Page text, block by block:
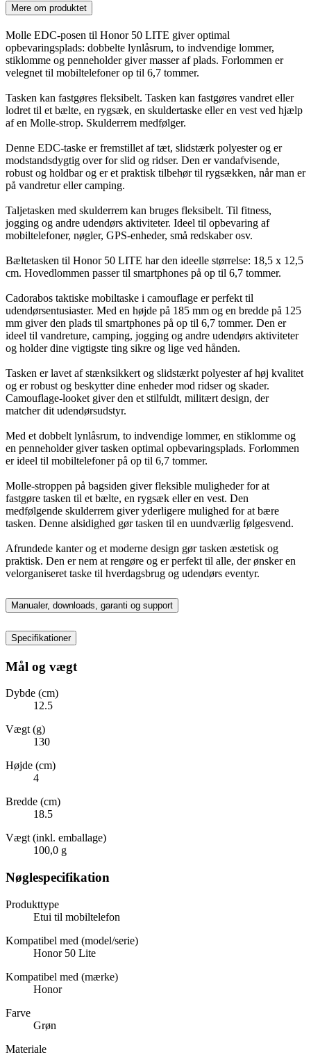
Mere om produktet
Molle EDC-posen til Honor 50 LITE giver optimal
opbevaringsplads: dobbelte lynlåsrum, to indvendige lommer,
stiklomme og penneholder giver masser af plads. Forlommen er
velegnet til mobiltelefoner op til 6,7 tommer.
Tasken kan fastgøres fleksibelt. Tasken kan fastgøres vandret eller
lodret til et bælte, en rygsæk, en skuldertaske eller en vest ved hjælp
af en Molle-strop. Skulderrem medfølger.
Denne EDC-taske er fremstillet af tæt, slidstærk polyester og er
modstandsdygtig over for slid og ridser. Den er vandafvisende,
robust og holdbar og er et praktisk tilbehør til rygsækken, når man er
på vandretur eller camping.
Taljetasken med skulderrem kan bruges fleksibelt. Til fitness,
jogging og andre udendørs aktiviteter. Ideel til opbevaring af
mobiltelefoner, nøgler, GPS-enheder, små redskaber osv.
Bæltetasken til Honor 50 LITE har den ideelle størrelse: 18,5 x 12,5
cm. Hovedlommen passer til smartphones på op til 6,7 tommer.
Cadorabos taktiske mobiltaske i camouflage er perfekt til
udendørsentusiaster. Med en højde på 185 mm og en bredde på 125
mm giver den plads til smartphones på op til 6,7 tommer. Den er
ideel til vandreture, camping, jogging og andre udendørs aktiviteter
og holder dine vigtigste ting sikre og lige ved hånden.
Tasken er lavet af stænksikkert og slidstærkt polyester af høj kvalitet
og er robust og beskytter dine enheder mod ridser og skader.
Camouflage-looket giver den et stilfuldt, militært design, der
matcher dit udendørsudstyr.
Med et dobbelt lynlåsrum, to indvendige lommer, en stiklomme og
en penneholder giver tasken optimal opbevaringsplads. Forlommen
er ideel til mobiltelefoner på op til 6,7 tommer.
Molle-stroppen på bagsiden giver fleksible muligheder for at
fastgøre tasken til et bælte, en rygsæk eller en vest. Den
medfølgende skulderrem giver yderligere mulighed for at bære
tasken. Denne alsidighed gør tasken til en uundværlig følgesvend.
Afrundede kanter og et moderne design gør tasken æstetisk og
praktisk. Den er nem at rengøre og er perfekt til alle, der ønsker en
velorganiseret taske til hverdagsbrug og udendørs eventyr.
Manualer, downloads, garanti og support
Specifikationer
Mål og vægt
Dybde (cm)
12.5
Vægt (g)
130
Højde (cm)
4
Bredde (cm)
18.5
Vægt (inkl. emballage)
100,0 g
Nøglespecifikation
Produkttype
Etui til mobiltelefon
Kompatibel med (model/serie)
Honor 50 Lite
Kompatibel med (mærke)
Honor
Farve
Grøn
Materiale